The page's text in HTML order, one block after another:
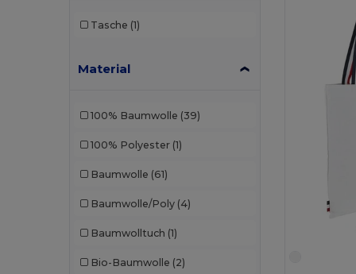
Tasche (1)
Material
100% Baumwolle (39)
100% Polyester (1)
Baumwolle (61)
Baumwolle/Poly (4)
Baumwolltuch (1)
Bio-Baumwolle (2)